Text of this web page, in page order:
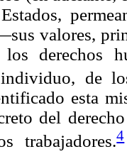
valores,
los derechos
de
esta
del
trabajadores.4